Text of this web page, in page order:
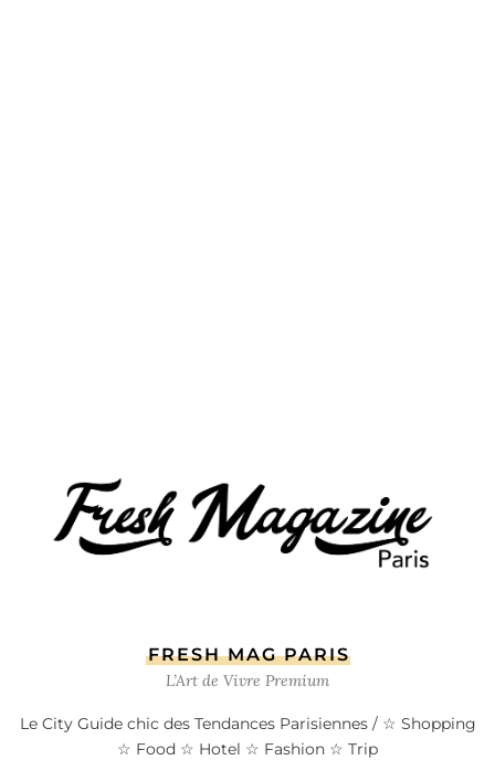
FRESH MAG PARIS
L’Art de Vivre Premium
Le City Guide chic des Tendances Parisiennes / ☆ Shopping
☆ Food ☆ Hotel ☆ Fashion ☆ Trip